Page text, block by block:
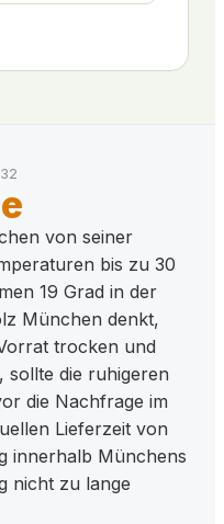
32
von seiner
bis zu 30
19 Grad in der
München denkt,
trocken und
sollte die ruhigeren
die Nachfrage im
Lieferzeit von
innerhalb Münchens
nicht zu lange